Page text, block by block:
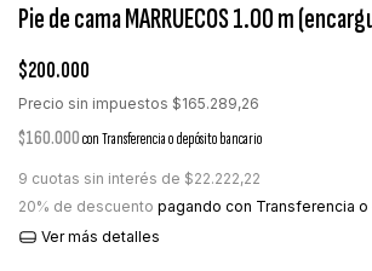
Pie de cama MARRUECOS 1.00 m
$200.000
Precio sin impuestos $165.289,26
$160.000conTransferencia o depósito bancario
9 cuotas sin interés de $22.222,22
20% de descuento pagando con Transferencia
Ver más detalles